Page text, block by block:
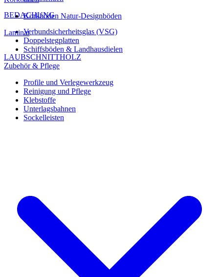
BEDACHUNG
Verbundsicherheitsglas (VSG)
Doppelstegplatten
LAUBSCHNITTHOLZ
Korkböden Natur-Designböden
Laminat
Schiffsböden & Landhausdielen
Zubehör & Pflege
Profile und Verlegewerkzeug
Reinigung und Pflege
Klebstoffe
Unterlagsbahnen
Sockelleisten